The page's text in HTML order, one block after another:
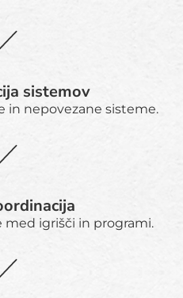
sistemov
in nepovezane sisteme.
med igrišči in programi.